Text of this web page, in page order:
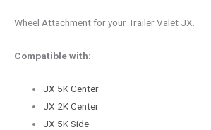
Wheel Attachment for your Trailer Valet JX.
Compatible with:
JX 5K Center
JX 2K Center
JX 5K Side